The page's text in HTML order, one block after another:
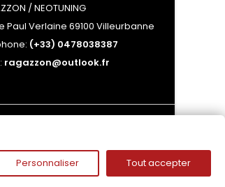
/ NEOTUNING
Paul Verlaine 69100 Villeurbanne
(+33) 0478038387
ragazzon@outlook.fr
Personnaliser Tout accepter